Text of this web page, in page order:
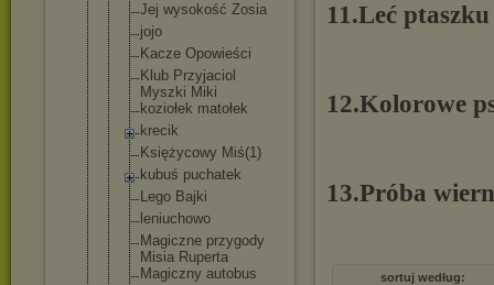
Jej wysokość Zosia
jojo
Kacze Opowieści
Klub Przyjaciol
Myszki Miki
koziołek matołek
krecik
Księżycowy Miś(1)
kubuś puchatek
Lego Bajki
leniuchowo
Magiczne przygody
Misia Ruperta
Magiczny autobus
11.Leć ptaszku
12.Kolorowe
13.Próba
sortuj według: